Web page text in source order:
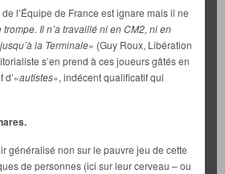
l’Équipe de France est ignare mais il ne
trompe. Il n’a travaillé ni en CM2, ni en
la Terminale» (Guy Roux, Libération
s’en prend à ces joueurs gâtés en
d’«autistes», indécent qualificatif qui
généralisé non sur le pauvre jeu de cette
de personnes (ici sur leur cerveau – ou